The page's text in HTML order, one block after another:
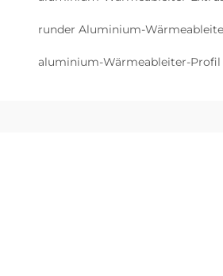
runder Aluminium-
aluminium-Wärmeableiter-Profil